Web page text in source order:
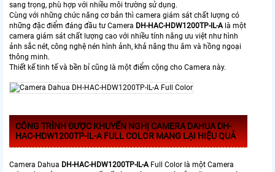
sang trọng, phù hợp với nhiều môi trường sử dụng.
Cùng với những chức năng cơ bản thì camera giám sát chất lượng có
những đặc điểm đáng đầu tư Camera DH-HAC-HDW1200TP-IL-Alà một
camera giám sát chất lượng cao với nhiều tính năng ưu việt như hình
ảnh sắc nét, công nghệ nén hình ảnh, khả năng thu âm và hồng ngoại
thông minh.
Thiết kế tinh tế và bền bỉ cũng là một điểm cộng cho Camera này.
CÔNG TRÌNH ĐƯỢC KHUYẾN NGHỊ CAMERA DAHUA DH-
HAC-HDW1200TP-IL-A FULL COLOR MANG LẠI HIỆU QUẢ
Camera Dahua DH-HAC-HDW1200TP-IL-AFull Color là một Camera